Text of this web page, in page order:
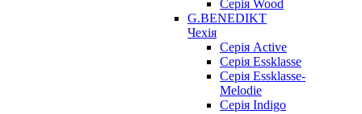
Серія Wood
G.BENEDIKT
Чехія
Cерія Active
Cерія Essklasse
Cерія Essklasse-
Melodie
Cерія Indigo